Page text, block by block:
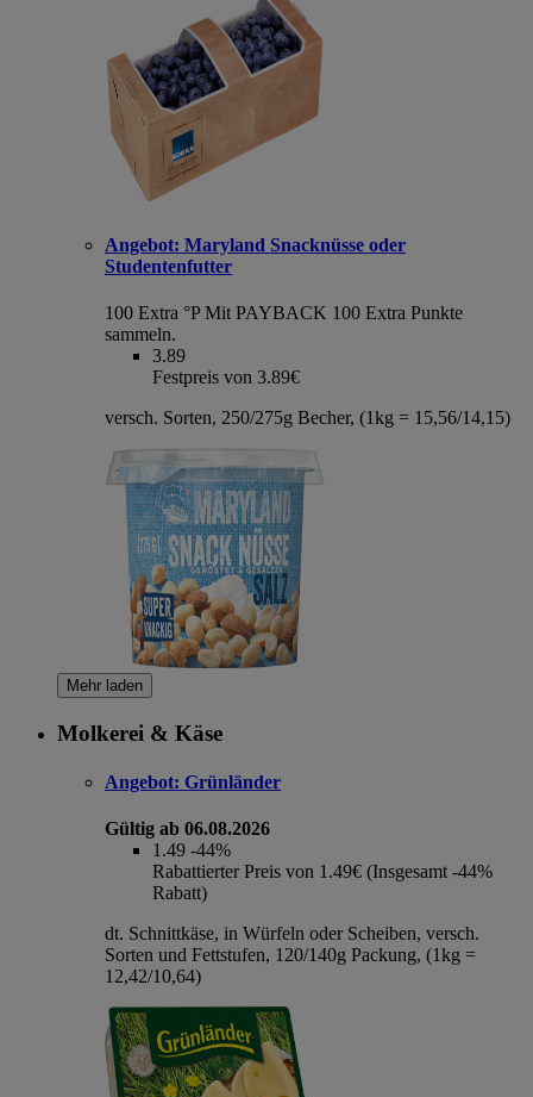
Angebot: Maryland Snacknüsse oder
Studentenfutter
100 Extra °P Mit PAYBACK 100 Extra Punkte
sammeln.
3.89
Festpreis von 3.89€
versch. Sorten, 250/275g Becher, (1kg = 15,56/14,15)
Mehr laden
Molkerei & Käse
Angebot: Grünländer
Gültig ab 06.08.2026
1.49 -44%
Rabattierter Preis von 1.49€ (Insgesamt -44%
Rabatt)
dt. Schnittkäse, in Würfeln oder Scheiben, versch.
Sorten und Fettstufen, 120/140g Packung, (1kg =
12,42/10,64)